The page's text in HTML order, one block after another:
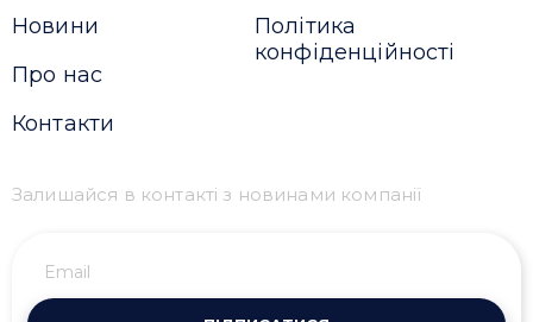
Новини
Про нас
Контакти
Політика
конфіденційності
Залишайся в контакті з новинами компанії